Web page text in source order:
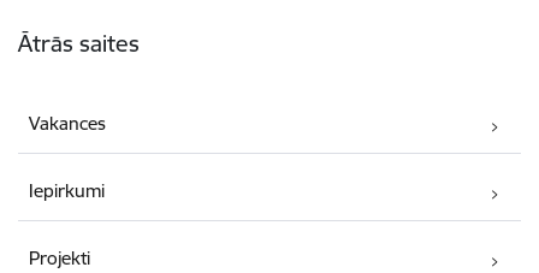
Ātrās saites
Vakances
Iepirkumi
Projekti